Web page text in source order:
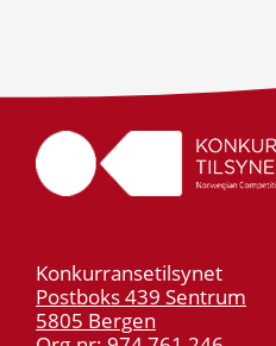
Konkurransetilsynet
Postboks 439 Sentrum
5805 Bergen